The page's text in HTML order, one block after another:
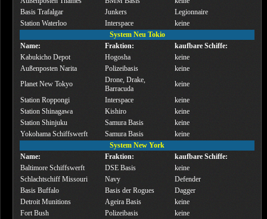
Basis Trafalgar
Junkers
Legionnaire
Station Waterloo
Interspace
keine
System Neu Tokio
Name:
Fraktion:
kaufbare Schiffe:
Kabukicho Depot
Hogosha
keine
Außenposten Narita
Polizeibasis
keine
Planet New Tokyo
Drone, Drake,
Barracuda
keine
Station Roppongi
Interspace
keine
Station Shinagawa
Kishiro
keine
Station Shinjuku
Samura Basis
keine
Yokohama Schiffswerft
Samura Basis
keine
System New York
Name:
Fraktion:
kaufbare Schiffe:
Baltimore Schiffswerft
DSE Basis
keine
Schlachtschiff Missouri
Navy
Defender
Basis Buffalo
Basis der Rogues
Dagger
Detroit Munitions
Ageira Basis
keine
Fort Bush
Polizeibasis
keine